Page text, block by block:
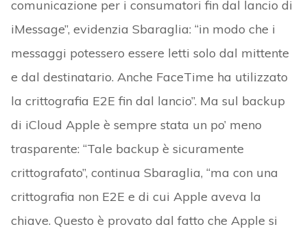
comunicazione per i consumatori fin dal lancio di
iMessage”, evidenzia Sbaraglia: “in modo che i
messaggi potessero essere letti solo dal mittente
e dal destinatario. Anche FaceTime ha utilizzato
la crittografia E2E fin dal lancio”. Ma sul backup
di iCloud Apple è sempre stata un po’ meno
trasparente: “Tale backup è sicuramente
crittografato”, continua Sbaraglia, “ma con una
crittografia non E2E e di cui Apple aveva la
chiave. Questo è provato dal fatto che Apple si